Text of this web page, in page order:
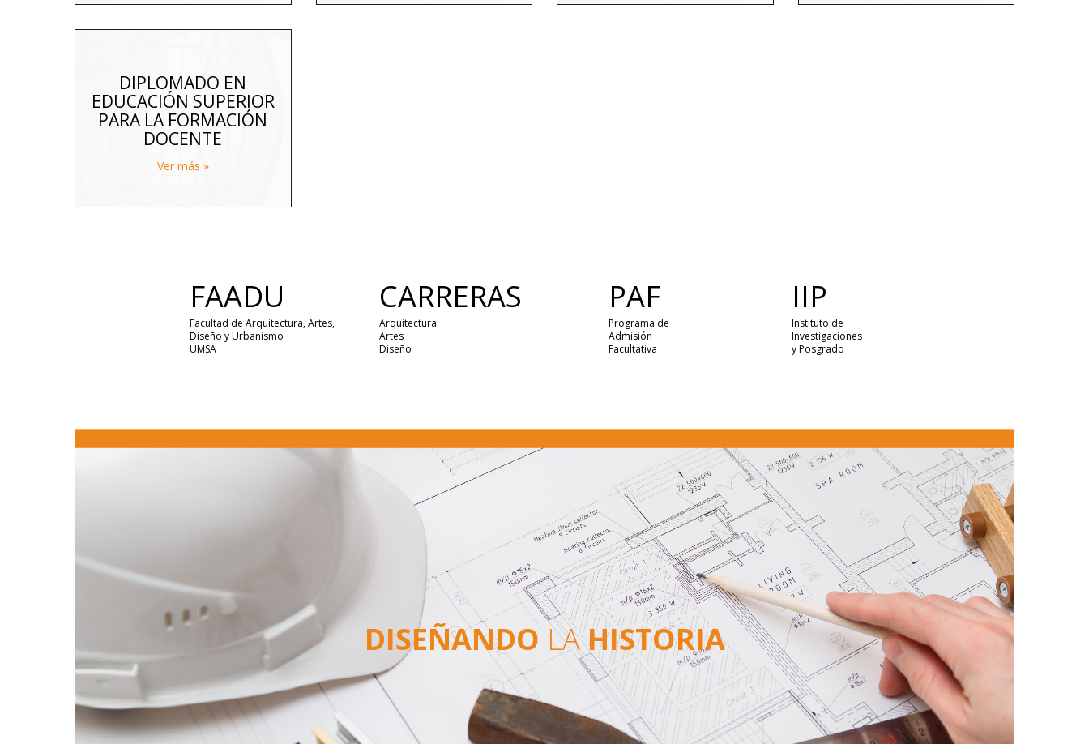
DIPLOMADO EN
EDUCACIÓN SUPERIOR
PARA LA FORMACIÓN
DOCENTE
Ver más »
FAADU
Facultad de Arquitectura, Artes,
Diseño y Urbanismo
UMSA
CARRERAS
Arquitectura
Artes
Diseño
PAF
Programa de
Admisión
Facultativa
IIP
Instituto de
Investigaciones
y Posgrado
DISEÑANDOLAHISTORIA